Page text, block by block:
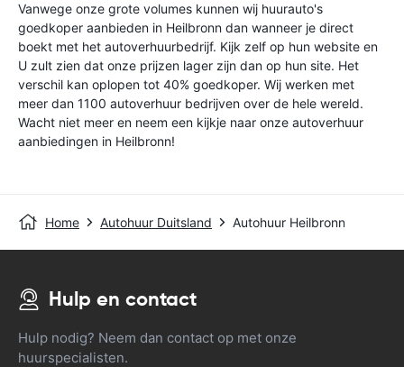
Vanwege onze grote volumes kunnen wij huurauto's
goedkoper aanbieden in Heilbronn dan wanneer je direct
boekt met het autoverhuurbedrijf. Kijk zelf op hun website en
U zult zien dat onze prijzen lager zijn dan op hun site. Het
verschil kan oplopen tot 40% goedkoper. Wij werken met
meer dan 1100 autoverhuur bedrijven over de hele wereld.
Wacht niet meer en neem een kijkje naar onze autoverhuur
aanbiedingen in Heilbronn!
Home Autohuur Duitsland Autohuur Heilbronn
Hulp en contact
Hulp nodig? Neem dan contact op met onze
huurspecialisten.